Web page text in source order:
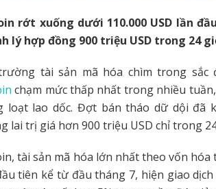
rớt xuống dưới 110.000 USD lần
lý hợp đồng 900 triệu USD trong 24
tài sản mã hóa chìm trong
chạm mức thấp nhất trong nhiều
loạt lao dốc. Đợt bán tháo dữ dội đã
lai trị giá hơn 900 triệu USD chỉ trong
tài sản mã hóa lớn nhất theo vốn
tiên kể từ đầu tháng 7, hiện giao dịch